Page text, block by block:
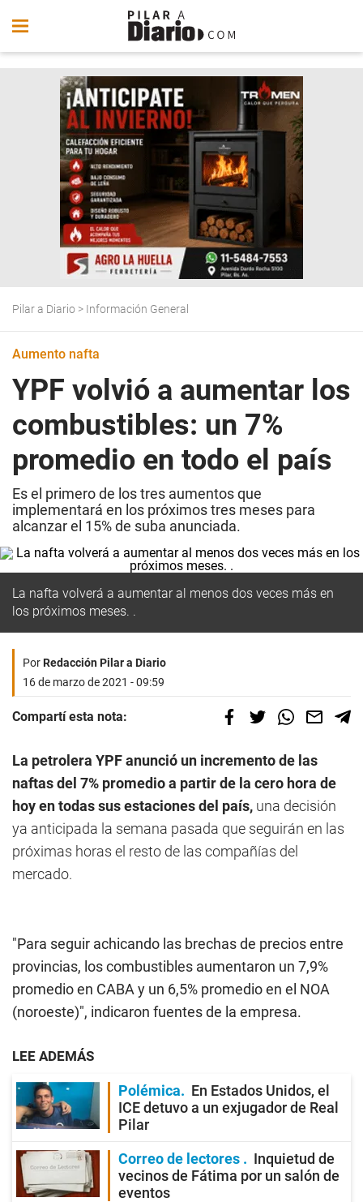
Pilar a Diario > Información General
Aumento nafta
YPF volvió a aumentar los
combustibles: un 7%
promedio en todo el país
Es el primero de los tres aumentos que
implementará en los próximos tres meses para
alcanzar el 15% de suba anunciada.
La nafta volverá a aumentar al menos dos veces más en
los próximos meses. .
PorRedacción Pilar a Diario
16 de marzo de 2021 - 09:59
Compartí esta nota:
La petrolera YPF anunció un incremento de las
naftas del 7% promedio a partir de la cero hora de
hoy en todas sus estaciones del país, una decisión
ya anticipada la semana pasada que seguirán en las
próximas horas el resto de las compañías del
mercado.
"Para seguir achicando las brechas de precios entre
provincias, los combustibles aumentaron un 7,9%
promedio en CABA y un 6,5% promedio en el NOA
(noroeste)", indicaron fuentes de la empresa.
LEE ADEMÁS
Polémica
En Estados Unidos, el
ICE detuvo a un exjugador de Real
Pilar
Correo de lectores
Inquietud de
vecinos de Fátima por un salón de
eventos